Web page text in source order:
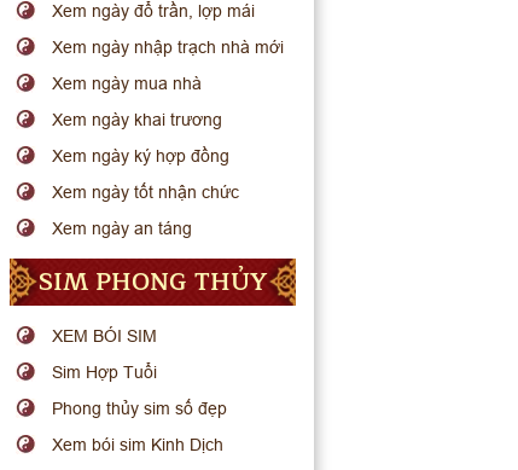
Xem ngày đổ trần, lợp mái
Xem ngày nhập trạch nhà mới
Xem ngày mua nhà
Xem ngày khai trương
Xem ngày ký hợp đồng
Xem ngày tốt nhận chức
Xem ngày an táng
SIM PHONG THỦY
XEM BÓI SIM
Sim Hợp Tuổi
Phong thủy sim số đẹp
Xem bói sim Kinh Dịch